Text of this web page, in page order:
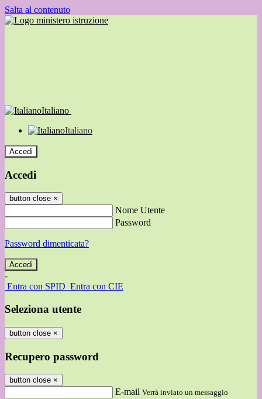
Salta al contenuto
Italiano
Italiano
Accedi
Accedi
button close ×
Nome Utente
Password
Password dimenticata?
-
Entra con SPID Entra con CIE
Seleziona utente
button close ×
Recupero password
button close ×
E-mail Verrà inviato un messaggio